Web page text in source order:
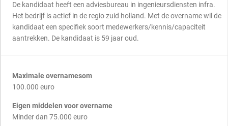
De kandidaat heeft een adviesbureau in ingenieursdiensten infra.
Het bedrijf is actief in de regio zuid holland. Met de overname wil de
kandidaat een specifiek soort medewerkers/kennis/capaciteit
aantrekken. De kandidaat is 59 jaar oud.
Maximale overnamesom
100.000 euro
Eigen middelen voor overname
Minder dan 75.000 euro